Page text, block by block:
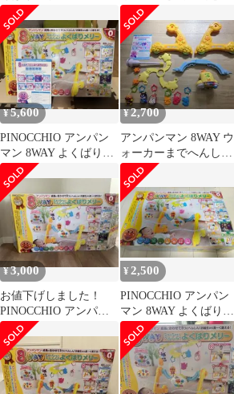
ンマンメリー
ん！よくばりメリー
¥5,600
PINOCCHIO アンパン
マン 8WAY よくばりメ
リー
¥2,700
アンパンマン 8WAY ウ
ォーカーまでへんしん!
よくばりメリー
¥3,000
お値下げしました！
PINOCCHIO アンパン
マン 8WAY よくばりメ
リー
¥2,500
PINOCCHIO アンパン
マン 8WAY よくばりメ
リー